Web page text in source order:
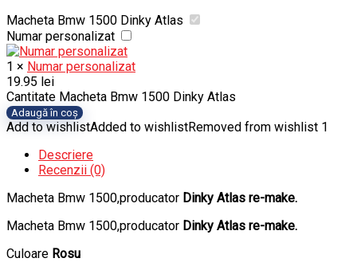
Macheta Bmw 1500 Dinky Atlas
Numar personalizat
1 × Numar personalizat
19.95 lei
Cantitate Macheta Bmw 1500 Dinky Atlas
Adaugă în coș
Add to wishlistAdded to wishlistRemoved from wishlist 1
Descriere
Recenzii (0)
Macheta Bmw 1500,producator Dinky Atlas re-make.
Macheta Bmw 1500,producator Dinky Atlas re-make.
Culoare Rosu